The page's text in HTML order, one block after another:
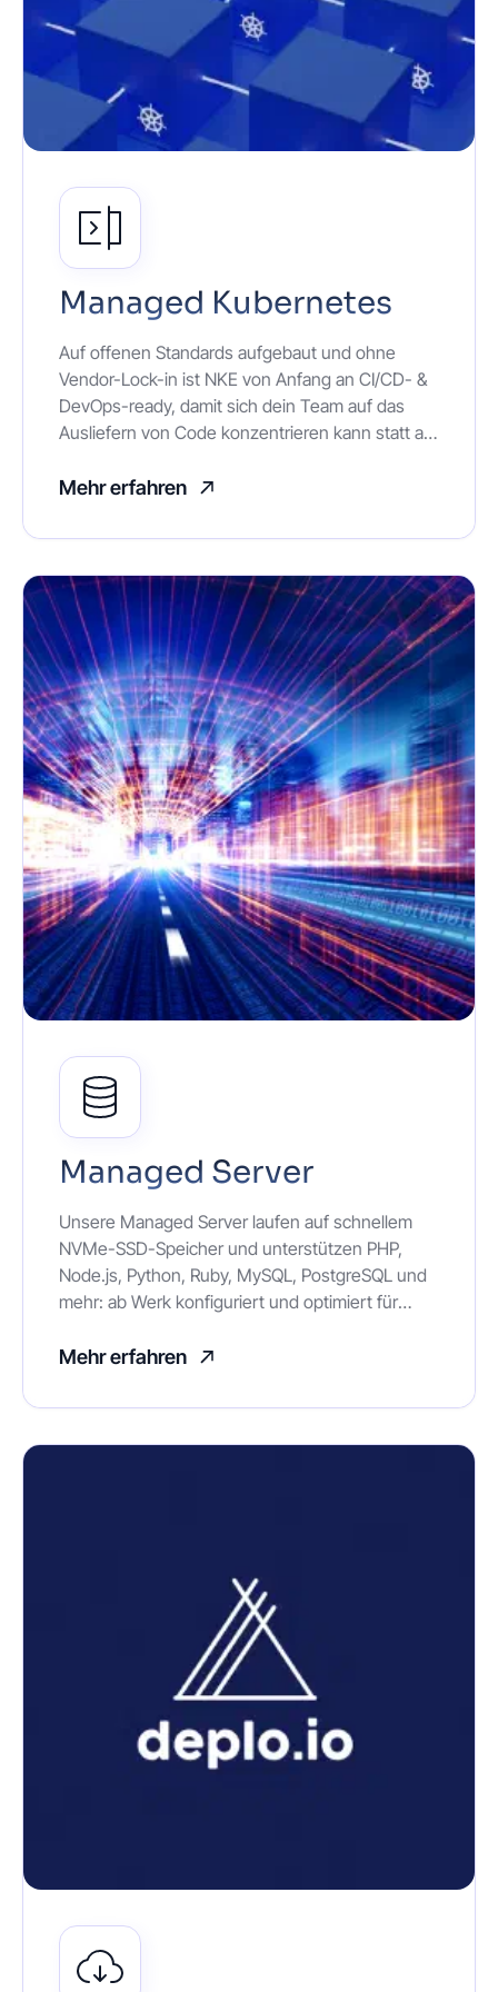
Managed Kubernetes
Auf offenen Standards aufgebaut und ohne
Vendor-Lock-in ist NKE von Anfang an CI/CD- &
DevOps-ready, damit sich dein Team auf das
Ausliefern von Code konzentrieren kann statt auf
Skalierbarkeit ist unsere verwaltete Google
Alle Gebühren basieren auf der tatsächlichen
also nur, was du wirklich nutzt.
Mehr erfahren
Managed Server
Unsere Managed Server laufen auf schnellem
NVMe-SSD-Speicher und unterstützen PHP,
Node.js, Python, Ruby, MySQL, PostgreSQL und
mehr: ab Werk konfiguriert und optimiert für
Schutz und WAF halten deine Anwendungen
Team Updates, Backups und Disaster Recovery
Mehr erfahren